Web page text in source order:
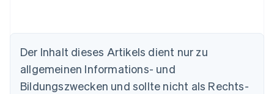
Der Inhalt dieses Artikels dient nur zu
allgemeinen Informations- und
Bildungszwecken und sollte nicht als Rechts-